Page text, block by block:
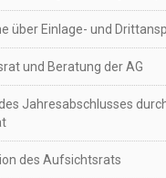
über Einlage- und
und Beratung der AG
Jahresabschlusses
des Aufsichtsrats